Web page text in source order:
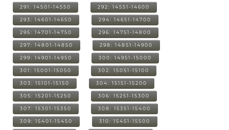
291: 14501-14550 292: 14551-14600
293: 14601-14650 294: 14651-14700
295: 14701-14750 296: 14751-14800
297: 14801-14850 298: 14851-14900
299: 14901-14950 300: 14951-15000
301: 15001-15050 302: 15051-15100
303: 15101-15150 304: 15151-15200
305: 15201-15250 306: 15251-15300
307: 15301-15350 308: 15351-15400
309: 15401-15450 310: 15451-15500